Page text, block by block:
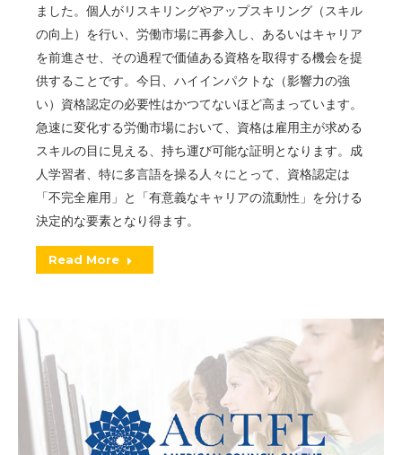
ました。個人がリスキリングやアップスキリング（スキル
の向上）を行い、労働市場に再参入し、あるいはキャリア
を前進させ、その過程で価値ある資格を取得する機会を提
供することです。今日、ハイインパクトな（影響力の強
い）資格認定の必要性はかつてないほど高まっています。
急速に変化する労働市場において、資格は雇用主が求める
スキルの目に見える、持ち運び可能な証明となります。成
人学習者、特に多言語を操る人々にとって、資格認定は
「不完全雇用」と「有意義なキャリアの流動性」を分ける
決定的な要素となり得ます。
Read More